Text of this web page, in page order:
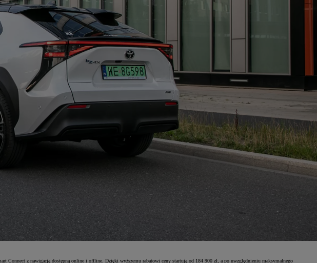
Connect z nawigacją dostępną online i offline. Dzięki wyższemu rabatowi ceny startują od 184 900 zł, a po uwzględnieniu maksymalnego